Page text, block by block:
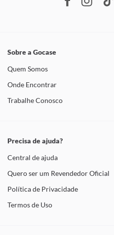
Sobre a Gocase
Quem Somos
Onde Encontrar
Trabalhe Conosco
Precisa de ajuda?
Central de ajuda
Quero ser um Revendedor Oficial
Política de Privacidade
Termos de Uso